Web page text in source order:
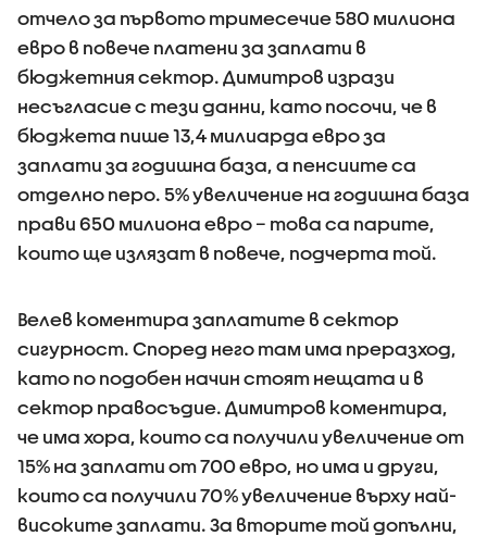
отчело за първото тримесечие 580 милиона
евро в повече платени за заплати в
бюджетния сектор. Димитров изрази
несъгласие с тези данни, като посочи, че в
бюджета пише 13,4 милиарда евро за
заплати за годишна база, а пенсиите са
отделно перо. 5% увеличение на годишна база
прави 650 милиона евро – това са парите,
които ще излязат в повече, подчерта той.
Велев коментира заплатите в сектор
сигурност. Според него там има преразход,
като по подобен начин стоят нещата и в
сектор правосъдие. Димитров коментира,
че има хора, които са получили увеличение от
15% на заплати от 700 евро, но има и други,
които са получили 70% увеличение върху най-
високите заплати. За вторите той допълни,